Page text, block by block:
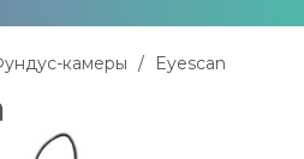
камеры Eyescan